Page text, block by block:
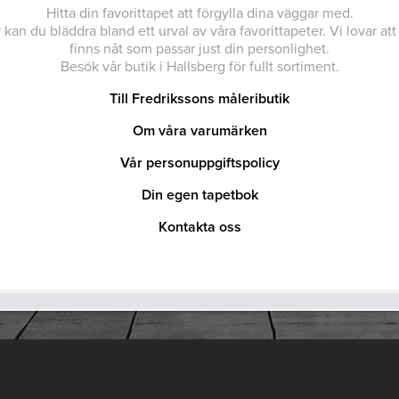
Hitta din favorittapet att förgylla dina väggar med.
kan du bläddra bland ett urval av våra favorittapeter. Vi lovar
finns nåt som passar just din personlighet.
Besök vår butik i Hallsberg för fullt sortiment.
Till Fredrikssons måleributik
Om våra varumärken
Vår personuppgiftspolicy
Din egen tapetbok
Kontakta oss